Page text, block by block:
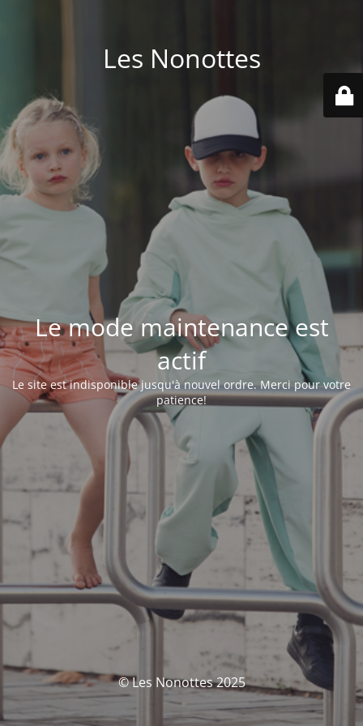
Les Nonottes
Le mode maintenance est
actif
Le site est indisponible jusqu'à nouvel ordre. Merci pour votre
patience!
© Les Nonottes 2025